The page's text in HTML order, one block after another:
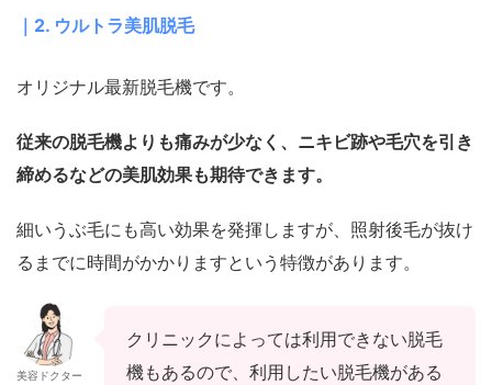
｜ 2. ウルトラ美肌脱毛
オリジナル最新脱毛機です。
従来の脱毛機よりも痛みが少なく、ニキビ跡や毛穴を引き
締めるなどの美肌効果も期待できます。
細いうぶ毛にも高い効果を発揮しますが、照射後毛が抜け
るまでに時間がかかりますという特徴があります。
美容ドクター
クリニックによっては利用できない脱毛
機もあるので、利用したい脱毛機がある